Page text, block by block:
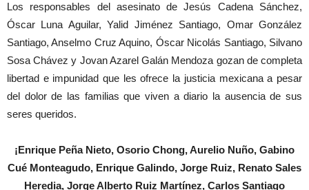
Los responsables del asesinato de Jesús Cadena Sánchez,
Óscar Luna Aguilar, Yalid Jiménez Santiago, Omar González
Santiago, Anselmo Cruz Aquino, Óscar Nicolás Santiago, Silvano
Sosa Chávez y Jovan Azarel Galán Mendoza gozan de completa
libertad e impunidad que les ofrece la justicia mexicana a pesar
del dolor de las familias que viven a diario la ausencia de sus
seres queridos.
¡Enrique Peña Nieto, Osorio Chong, Aurelio Nuño, Gabino
Cué Monteagudo, Enrique Galindo, Jorge Ruiz, Renato Sales
Heredia, Jorge Alberto Ruiz Martínez, Carlos Santiago